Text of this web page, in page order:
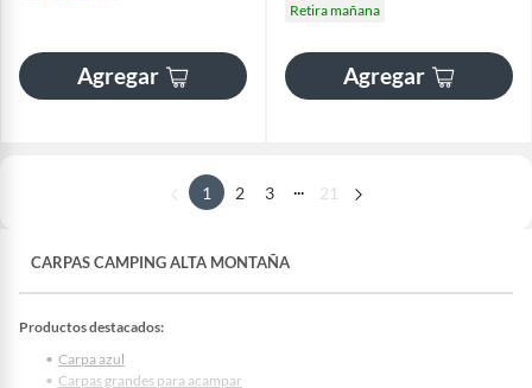
Agregar
Retira mañana
Agregar
1 2 3 ... 21
CARPAS CAMPING ALTA MONTAÑA
Productos destacados:
Carpa azul
Carpas grandes para acampar